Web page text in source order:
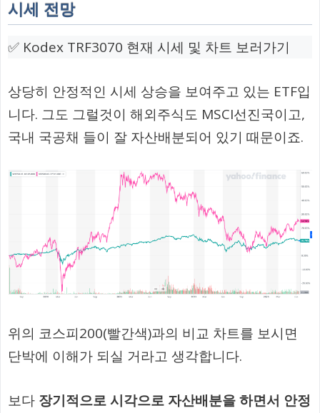
시세 전망
✅ Kodex TRF3070 현재 시세 및 차트 보러가기
상당히 안정적인 시세 상승을 보여주고 있는 ETF입
니다. 그도 그럴것이 해외주식도 MSCI선진국이고,
국내 국공채 들이 잘 자산배분되어 있기 때문이죠.
위의 코스피200(빨간색)과의 비교 차트를 보시면
단박에 이해가 되실 거라고 생각합니다.
보다 장기적으로 시각으로 자산배분을 하면서 안정